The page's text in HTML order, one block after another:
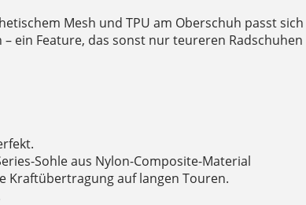
Mesh und TPU am Oberschuh passt sich
ein Feature, das sonst nur teureren Radschuhen
Sohle aus Nylon-Composite-Material
Kraftübertragung auf langen Touren.